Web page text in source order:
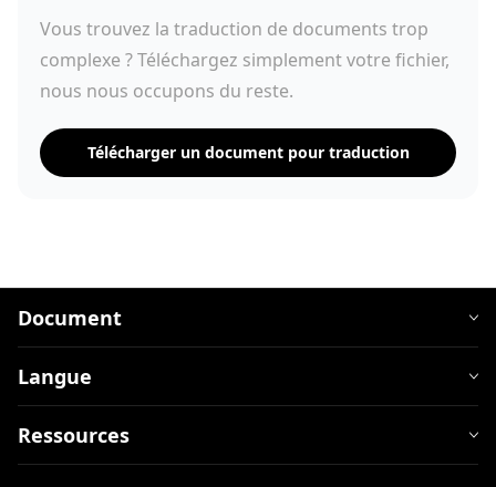
Vous trouvez la traduction de documents trop
complexe ? Téléchargez simplement votre fichier,
nous nous occupons du reste.
Télécharger un document pour traduction
Document
Langue
Ressources